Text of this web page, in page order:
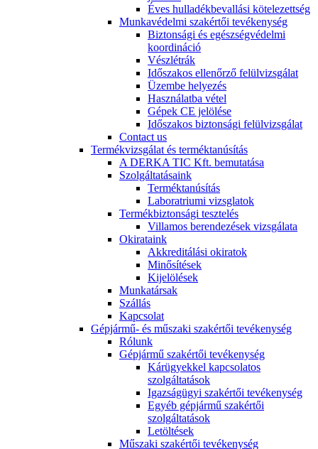
Éves hulladékbevallási kötelezettség
Munkavédelmi szakértői tevékenység
Biztonsági és egészségvédelmi
koordináció
Vészlétrák
Időszakos ellenőrző felülvizsgálat
Üzembe helyezés
Használatba vétel
Gépek CE jelölése
Időszakos biztonsági felülvizsgálat
Contact us
Termékvizsgálat és terméktanúsítás
A DERKA TIC Kft. bemutatása
Szolgáltatásaink
Terméktanúsítás
Laboratriumi vizsglatok
Termékbiztonsági tesztelés
Villamos berendezések vizsgálata
Okirataink
Akkreditálási okiratok
Minősítések
Kijelölések
Munkatársak
Szállás
Kapcsolat
Gépjármű- és műszaki szakértői tevékenység
Rólunk
Gépjármű szakértői tevékenység
Kárügyekkel kapcsolatos
szolgáltatások
Igazságügyi szakértői tevékenység
Egyéb gépjármű szakértői
szolgáltatások
Letöltések
Műszaki szakértői tevékenység